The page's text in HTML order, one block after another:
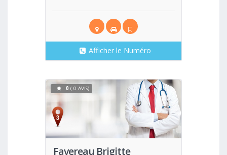
Afficher le Numéro
Favereau Brigitte
Voir
0 ( 0 AVIS)